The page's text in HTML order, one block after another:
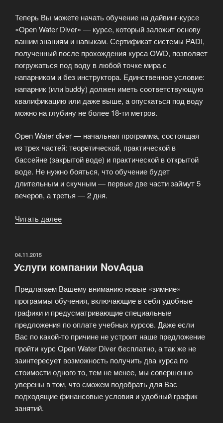
Теперь Вы можете начать обучение на дайвинг-курсе
«Open Water Diver» — курсе, который заложит основу
вашим знаниям и навыкам. Сертификат системы PADI,
полученный после прохождения курса OWD, позволяет
погружаться под воду в любой точке мира с
напарником и без инструктора. Единственное условие:
напарник (или buddy) должен иметь соответствующую
квалификацию или даже выше, а опускаться под воду
можно на глубину не более 18-ти метров.
Open Water diver — начальная программа, состоящая
из трех частей: теоретической, практической в
бассейне (закрытой воде) и практической в открытой
воде. Не нужно бояться, что обучение будет
длительным и скучным — первые две части займут 5
вечеров, а третья — 2 дня.
Читать далее
ОПУБЛИКОВАНО
04.11.2015
Услуги компании NovAqua
Предлагаем Вашему вниманию новые «зимние»
программы обучения, включающие в себя удобные
графики и предусматривающие специальные
предложения по оплате учебных курсов. Даже если
Вас по какой-то причине не устроит наше предложение
пройти курс Open Water Diver бесплатно, а так же не
заинтересует возможность получить два курса по
стоимости одного то, тем не менее, мы совершенно
уверены в том, что сможем подобрать для Вас
подходящие финансовые условия и удобный график
занятий.